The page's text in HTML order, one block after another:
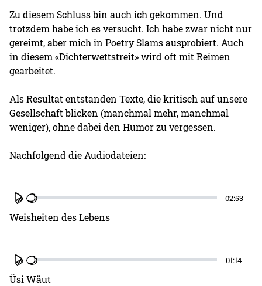
Zu diesem Schluss bin auch ich gekommen. Und
trotzdem habe ich es versucht. Ich habe zwar nicht nur
gereimt, aber mich in Poetry Slams ausprobiert. Auch
in diesem «Dichterwettstreit» wird oft mit Reimen
gearbeitet.
Als Resultat entstanden Texte, die kritisch auf unsere
Gesellschaft blicken (manchmal mehr, manchmal
weniger), ohne dabei den Humor zu vergessen.
Nachfolgend die Audiodateien:
Play
-02:53
Weisheiten des Lebens
Play
-01:14
Üsi Wäut